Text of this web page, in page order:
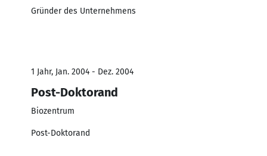
Gründer des Unternehmens
1 Jahr, Jan. 2004 - Dez. 2004
Post-Doktorand
Biozentrum
Post-Doktorand